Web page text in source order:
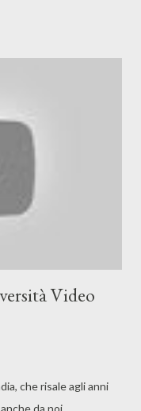
Video
che risale agli anni
da noi.